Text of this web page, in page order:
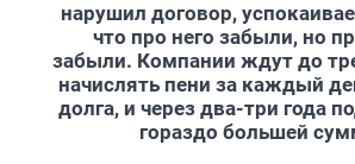
нарушил договор,
что про него забыли, но
забыли. Компании ждут до
начислять пени за каждый
долга, и через два-три года
гораздо большей